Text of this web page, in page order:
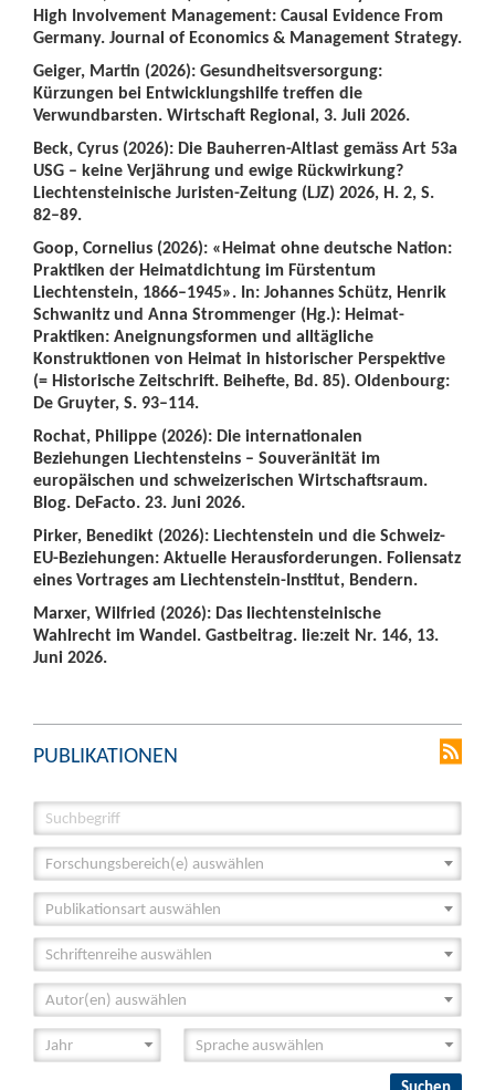
High Involvement Management: Causal Evidence From
Germany. Journal of Economics & Management Strategy.
Geiger, Martin (2026): Gesundheitsversorgung:
Kürzungen bei Entwicklungshilfe treffen die
Verwundbarsten. Wirtschaft Regional, 3. Juli 2026.
Beck, Cyrus (2026): Die Bauherren-Altlast gemäss Art 53a
USG – keine Verjährung und ewige Rückwirkung?
Liechtensteinische Juristen-Zeitung (LJZ) 2026, H. 2, S.
82–89.
Goop, Cornelius (2026): «Heimat ohne deutsche Nation:
Praktiken der Heimatdichtung im Fürstentum
Liechtenstein, 1866–1945». In: Johannes Schütz, Henrik
Schwanitz und Anna Strommenger (Hg.): Heimat-
Praktiken: Aneignungsformen und alltägliche
Konstruktionen von Heimat in historischer Perspektive
(= Historische Zeitschrift. Beihefte, Bd. 85). Oldenbourg:
De Gruyter, S. 93–114.
Rochat, Philippe (2026): Die internationalen
Beziehungen Liechtensteins – Souveränität im
europäischen und schweizerischen Wirtschaftsraum.
Blog. DeFacto. 23. Juni 2026.
Pirker, Benedikt (2026): Liechtenstein und die Schweiz-
EU-Beziehungen: Aktuelle Herausforderungen. Foliensatz
eines Vortrages am Liechtenstein-Institut, Bendern.
Marxer, Wilfried (2026): Das liechtensteinische
Wahlrecht im Wandel. Gastbeitrag. lie:zeit Nr. 146, 13.
Juni 2026.
PUBLIKATIONEN
Forschungsbereich(e) auswählen
Publikationsart auswählen
Schriftenreihe auswählen
Autor(en) auswählen